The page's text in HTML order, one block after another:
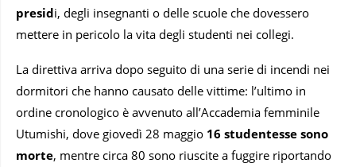
presidi, degli insegnanti o delle scuole che dovessero
mettere in pericolo la vita degli studenti nei collegi.
La direttiva arriva dopo seguito di una serie di incendi nei
dormitori che hanno causato delle vittime: l’ultimo in
ordine cronologico è avvenuto all’Accademia femminile
Utumishi, dove giovedì 28 maggio 16 studentesse sono
morte, mentre circa 80 sono riuscite a fuggire riportando